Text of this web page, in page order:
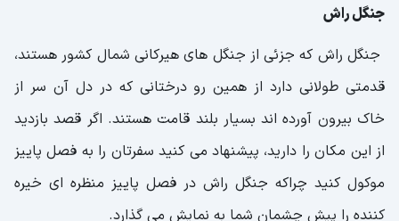
جنگل راش
جنگل راش که جزئی از جنگل های هیرکانی شمال کشور هستند،
قدمتی طولانی دارد از همین رو درختانی که در دل آن سر از
خاک بیرون آورده اند بسیار بلند قامت هستند. اگر قصد بازدید
از این مکان را دارید، پیشنهاد می کنید سفرتان را به فصل پاییز
موکول کنید چراکه جنگل راش در فصل پاییز منظره ای خیره
کننده را پیش چشمان شما به نمایش می گذارد.